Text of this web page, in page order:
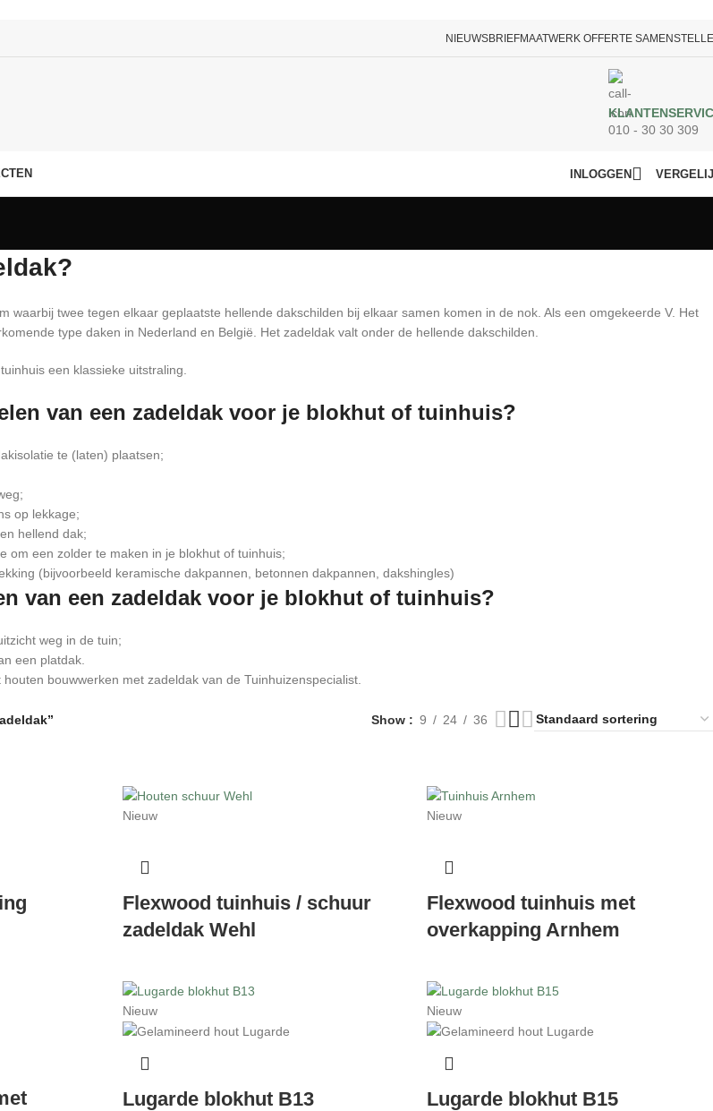
NIEUWSBRIEFMAATWERK OFFERTE
010 - 30 30 309
INLOGGEN
waarbij twee tegen elkaar geplaatste hellende dakschilden bij elkaar samen komen in de nok. Als een omgekeerde V. Het
type daken in Nederland en België. Het zadeldak valt onder de hellende dakschilden.
een klassieke uitstraling.
van een zadeldak voor je blokhut of tuinhuis?
te (laten) plaatsen;
op lekkage;
hellend dak;
om een zolder te maken in je blokhut of tuinhuis;
(bijvoorbeeld keramische dakpannen, betonnen dakpannen, dakshingles)
van een zadeldak voor je blokhut of tuinhuis?
weg in de tuin;
een platdak.
bouwwerken met zadeldak van de Tuinhuizenspecialist.
Show 9 24 36
Nieuw
Flexwood tuinhuis / schuur
zadeldak Wehl
Nieuw
Flexwood tuinhuis met
overkapping Arnhem
Nieuw
Lugarde blokhut B13
Nieuw
Lugarde blokhut B15